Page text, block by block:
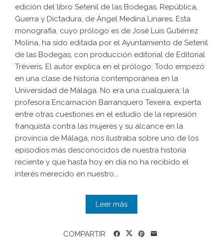
edición del libro Setenil de las Bodegas. República,
Guerra y Dictadura, de Ángel Medina Linares. Esta
monografía, cuyo prólogo es de José Luis Gutiérrez
Molina, ha sido editada por el Ayuntamiento de Setenil
de las Bodegas, con producción editorial de Editorial
Tréveris. El autor explica en el prólogo: Todo empezó
en una clase de historia contemporánea en la
Universidad de Málaga. No era una cualquiera; la
profesora Encarnación Barranquero Texeira, experta
entre otras cuestiones en el estudio de la represión
franquista contra las mujeres y su alcance en la
provincia de Málaga, nos ilustraba sobre uno de los
episodios más desconocidos de nuestra historia
reciente y que hasta hoy en día no ha recibido el
interés merecido en nuestro...
Leer más
COMPARTIR